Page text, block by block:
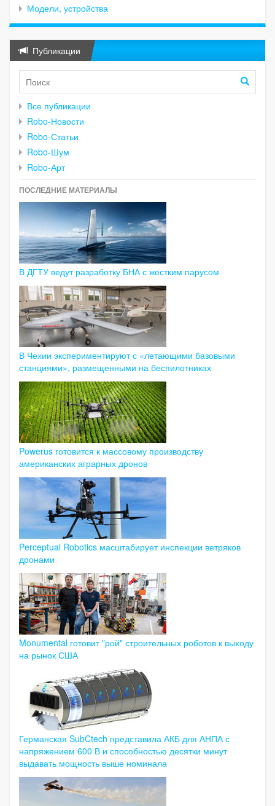
Модели, устройства
Публикации
Все публикации
Robo-Новости
Robo-Статьи
Robo-Шум
Robo-Арт
ПОСЛЕДНИЕ МАТЕРИАЛЫ
В ДГТУ ведут разработку БНА с жестким парусом
В Чехии экспериментируют с «летающими базовыми
станциями», размещенными на беспилотниках
Powerus готовится к массовому производству
американских аграрных дронов
Perceptual Robotics масштабирует инспекции ветряков
дронами
Monumental готовит "рой" строительных роботов к выходу
на рынок США
Германская SubCtech представила АКБ для АНПА с
напряжением 600 В и способностью десятки минут
выдавать мощность выше номинала